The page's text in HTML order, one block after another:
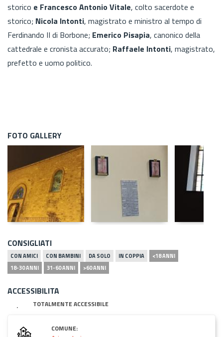
storico e Francesco Antonio Vitale, colto sacerdote e
storico; Nicola Intonti, magistrato e ministro al tempo di
Ferdinando II di Borbone; Emerico Pisapia, canonico della
cattedrale e cronista accurato; Raffaele Intonti, magistrato,
prefetto e uomo politico.
FOTO GALLERY
CONSIGLIATI
CON AMICI CON BAMBINI DA SOLO IN COPPIA
<18 ANNI
18-30 ANNI
31-60 ANNI >60 ANNI
ACCESSIBILITA
TOTALMENTE ACCESSIBILE
COMUNE: